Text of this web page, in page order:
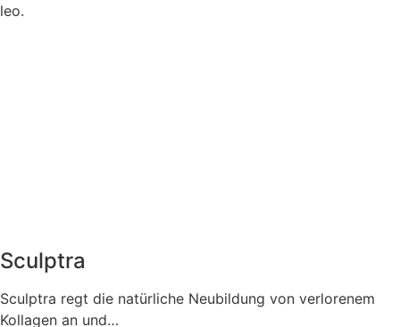
leo.
Sculptra
Sculptra regt die natürliche Neubildung von verlorenem
Kollagen an und…